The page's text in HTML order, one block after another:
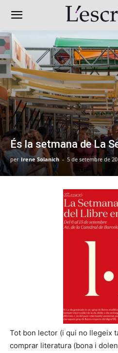
És la setmana de La
per Irene Solanich - 5 de setembre de
Tot bon lector (i qui no llegeix
comprar literatura (bona i